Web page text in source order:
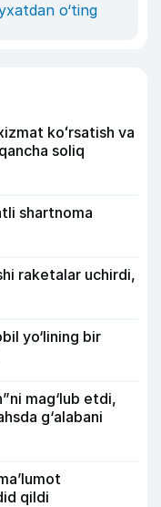
o‘ting
koʻrsatish va
soliq
shartnoma
raketalar uchirdi,
yo‘lining bir
mag‘lub etdi,
g‘alabani
qildi